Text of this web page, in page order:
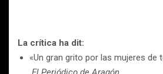
La crítica ha dit:
«Un gran grito por las mujeres de